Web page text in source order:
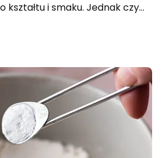
i smaku. Jednak czy
Ten artykuł
je do swojej codziennej